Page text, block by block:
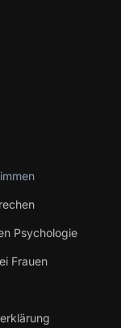
Psychologie
Frauen